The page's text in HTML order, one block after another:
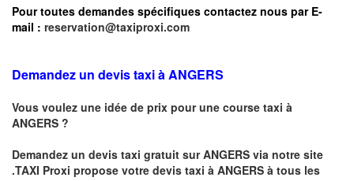
Pour toutes demandes spécifiques contactez nous par E-
mail : reservation@taxiproxi.com
Demandez un devis taxi à ANGERS
Vous voulez une idée de prix pour une course taxi à
ANGERS ?
Demandez un devis taxi gratuit surANGERS via notre site
.TAXI Proxi propose votre devis taxi à ANGERS à tous les